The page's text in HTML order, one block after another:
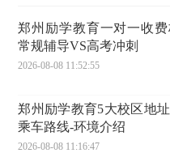
郑州励学教育一对一收
常规辅导VS高考冲刺
2026-08-08 11:52:55
郑州励学教育5大校区地
乘车路线-环境介绍
2026-08-08 11:16:47